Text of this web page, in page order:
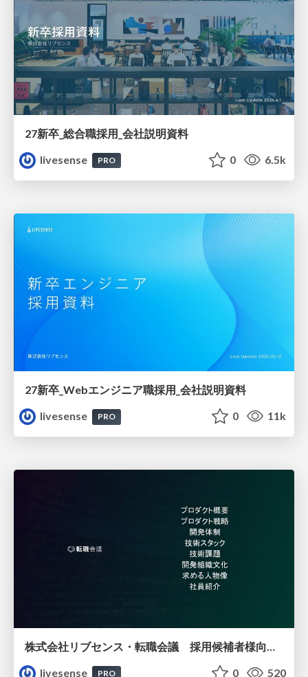
27新卒_総合職採用_会社説明資料
livesense
PRO 0 6.5k
27新卒_Webエンジニア職採用_会社説明資料
livesense
PRO 0 11k
株式会社リブセンス・転職会議 採用候補者様向け資料
livesense
PRO 0 520